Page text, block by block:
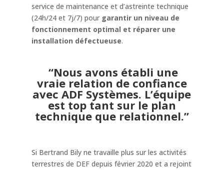
service de maintenance et d’astreinte technique
(24h/24 et 7j/7) pour garantir un niveau de
fonctionnement optimal et réparer une
installation défectueuse.
“Nous avons établi une
vraie relation de confiance
avec ADF Systèmes. L’équipe
est top tant sur le plan
technique que relationnel.”
Si Bertrand Bily ne travaille plus sur les activités
terrestres de DEF depuis février 2020 et a rejoint